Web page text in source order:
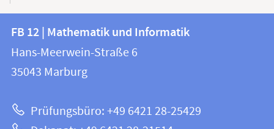
Kontakt
und
Informationen
Website
FB
12
|
und
FB 12 | Mathematik und Informatik
Hans-Meerwein-Straße 6
35043 Marburg
Prüfungsbüro: +49 6421 28-25429